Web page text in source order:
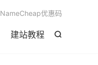

建站教程
NameCheap优惠码